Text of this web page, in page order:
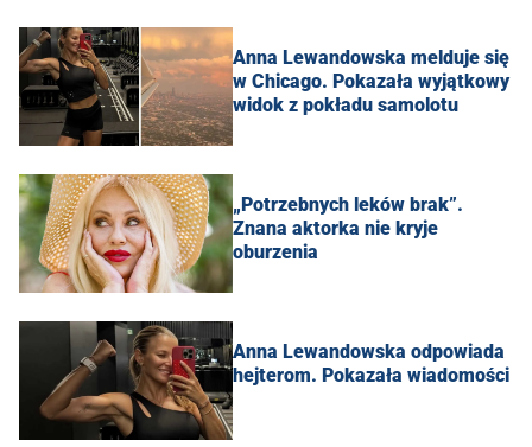
Anna Lewandowska melduje się
w Chicago. Pokazała wyjątkowy
widok z pokładu samolotu
„Potrzebnych leków brak”.
Znana aktorka nie kryje
oburzenia
Anna Lewandowska odpowiada
hejterom. Pokazała wiadomości